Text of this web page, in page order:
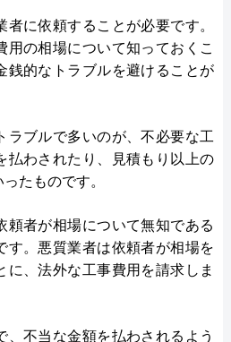
に依頼することが必要です。
用の相場について知っておくこ
銭的なトラブルを避けることが
ラブルで多いのが、不必要な工
払わされたり、見積もり以上の
たものです。
頼者が相場について無知である
す。悪質業者は依頼者が相場を
に、法外な工事費用を請求しま
、不当な金額を払わされるよう